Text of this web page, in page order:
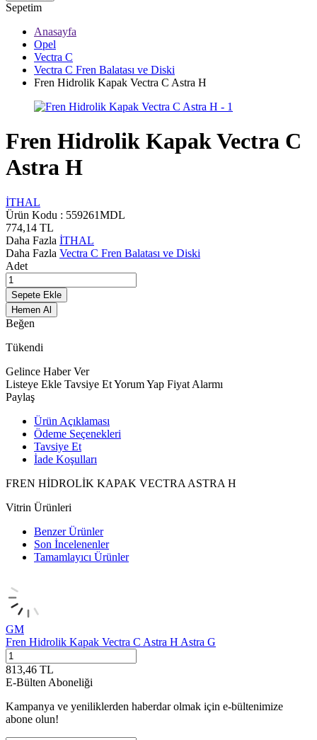
Sepetim
Anasayfa
Opel
Vectra C
Vectra C Fren Balatası ve Diski
Fren Hidrolik Kapak Vectra C Astra H
Fren Hidrolik Kapak Vectra C
Astra H
İTHAL
Ürün Kodu : 559261MDL
774,14 TL
Daha Fazla İTHAL
Daha Fazla Vectra C Fren Balatası ve Diski
Adet
Sepete Ekle
Hemen Al
Beğen
Tükendi
Gelince Haber Ver
Listeye Ekle Tavsiye EtYorum Yap Fiyat Alarmı
Paylaş
Ürün Açıklaması
Ödeme Seçenekleri
Tavsiye Et
İade Koşulları
FREN HİDROLİK KAPAK VECTRA ASTRA H
Vitrin Ürünleri
Benzer Ürünler
Son İncelenenler
Tamamlayıcı Ürünler
GM
Fren Hidrolik Kapak Vectra C Astra H Astra G
813,46 TL
E-Bülten Aboneliği
Kampanya ve yeniliklerden haberdar olmak için e-bültenimize
abone olun!